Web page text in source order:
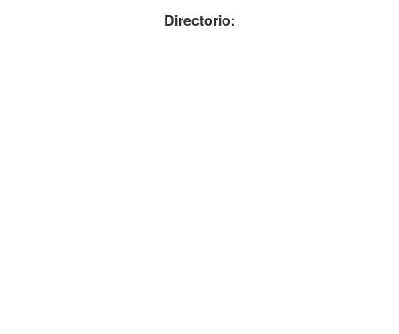
Directorio: